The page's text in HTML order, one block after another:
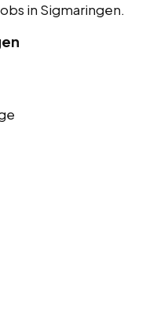
in Sigmaringen.